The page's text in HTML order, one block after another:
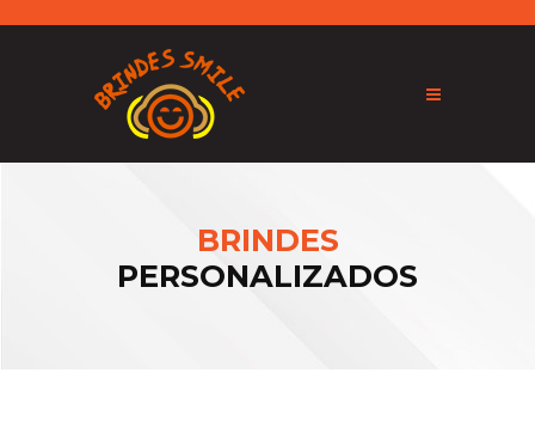
BRINDES
PERSONALIZADOS